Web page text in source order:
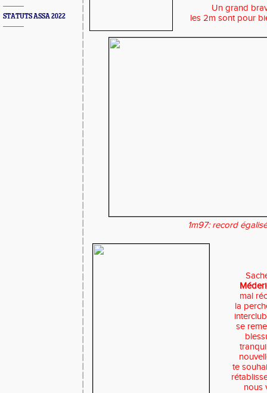
STATUTS ASSA 2022
Un grand
les 2m sont pour
1m97: record
mal
la
se
te
nous